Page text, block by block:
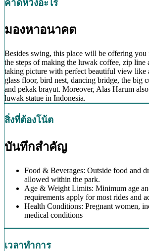
คาดหวังอะไร
มองหาอนาคต
Besides swing, this place will be offering
the steps of making the luwak coffee, zip line
taking picture with perfect beautiful view like
glass floor, bird nest, dancing bridge, the big
and pekak brayut. Moreover, Alas Harum
luwak statue in Indonesia.
สิ่งที่ต้องโน้ต
บันทึกสำคัญ
Food & Beverages: Outside food and
allowed within the park.
Age & Weight Limits: Minimum age
requirements apply for most rides and
Health Conditions: Pregnant women,
medical conditions
เวลาทำการ